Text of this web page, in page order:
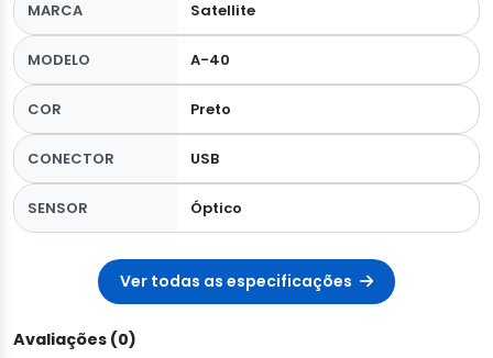
MARCA Satellite
MODELO A-40
COR Preto
CONECTOR USB
SENSOR Óptico
Ver todas as especificações
Avaliações (0)